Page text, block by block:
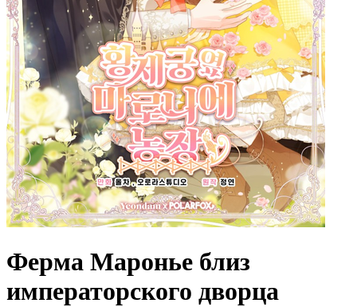
Ферма Маронье близ
императорского дворца